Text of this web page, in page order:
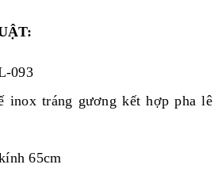
093
inox tráng gương kết hợp pha lê
65cm